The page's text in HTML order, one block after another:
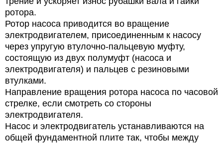
ротора.
Ротор насоса приводится во вращение
электродвигателем, присоединенным к насосу
через упругую втулочно-пальцевую муфту,
состоящую из двух полумуфт (насоса и
электродвигателя) и пальцев с резиновыми
втулками.
Направление вращения ротора насоса по часовой
стрелке, если смотреть со стороны
электродвигателя.
Насос и электродвигатель устанавливаются на
общей фундаментной плите так, чтобы между